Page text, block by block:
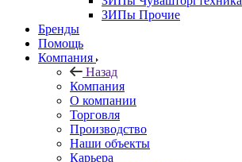
ЗИПы Прочие
Бренды
Помощь
Компания
Назад
Компания
О компании
Торговля
Производство
Наши объекты
Карьера